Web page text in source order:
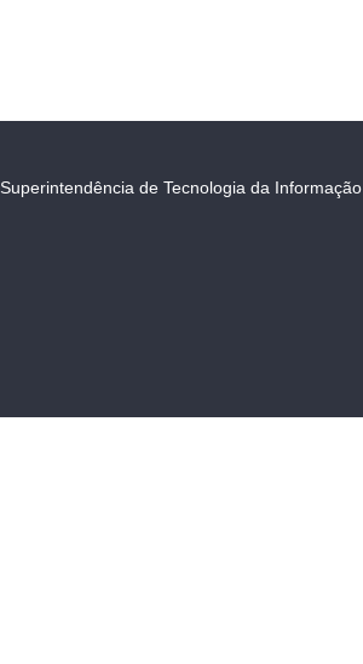
Superintendência de Tecnologia da Informação